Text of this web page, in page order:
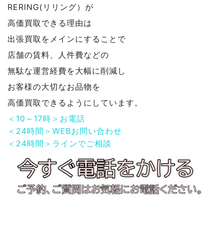
RERING(リリング）が
高価買取できる理由は
出張買取をメインにすることで
店舗の賃料、人件費などの
無駄な運営経費を大幅に削減し
お客様の大切なお品物を
高価買取できるようにしています。
＜10～17時＞お電話
＜24時間＞WEBお問い合わせ
＜24時間＞ラインでご相談